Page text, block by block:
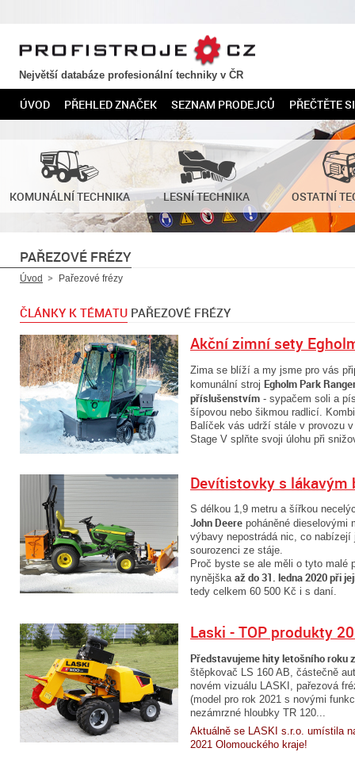
PROFISTROJE.CZ
Největší databáze profesionální techniky v ČR
ÚVOD PŘEHLED ZNAČEK SEZNAM PRODEJCŮ PŘEČTĚTE SI
KOMUNÁLNÍ TECHNIKA LESNÍ TECHNIKA OSTATNÍ
PAŘEZOVÉ FRÉZY
Úvod Pařezové frézy
ČLÁNKY K TÉMATU PAŘEZOVÉ FRÉZY
Akční zimní sety
Zima se blíží a my jsme pro vás
komunální stroj Egholm Park
příslušenstvím - sypačem soli a
šípovou nebo šikmou radlicí.
Balíček vás udrží stále v provozu
Stage V splňte svoji úlohu při
Devítistovky s lákavým
S délkou 1,9 metru a šířkou
John Deere poháněné dieselovými
výbavy nepostrádá nic, co
sourozenci ze stáje.
Proč byste se ale měli o tyto malé
nynějška až do 31. ledna 2020 při
tedy celkem 60 500 Kč i s daní.
Laski - TOP produkty
Představujeme hity letošního roku
štěpkovač LS 160 AB, částečně
novém vizuálu LASKI, pařezová
(model pro rok 2021 s novými
nezámrzné hloubky TR 120...
Aktuálně se LASKI s.r.o. umístila
2021 Olomouckého kraje!